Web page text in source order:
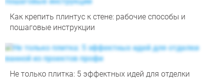
Как крепить плинтус к стене: рабочие способы и
пошаговые инструкции
Не только плитка: 5 эффектных идей для отделки